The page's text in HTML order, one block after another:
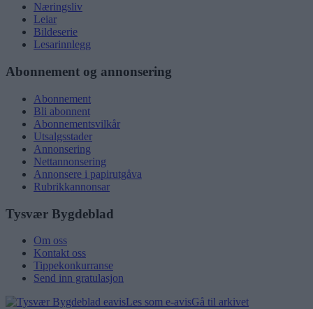
Næringsliv
Leiar
Bildeserie
Lesarinnlegg
Abonnement og annonsering
Abonnement
Bli abonnent
Abonnementsvilkår
Utsalgsstader
Annonsering
Nettannonsering
Annonsere i papirutgåva
Rubrikkannonsar
Tysvær Bygdeblad
Om oss
Kontakt oss
Tippekonkurranse
Send inn gratulasjon
Les som e-avisGå til arkivet